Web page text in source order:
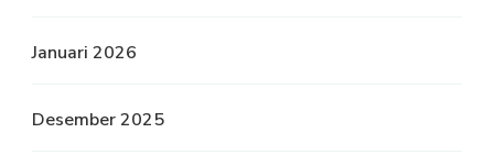
Januari 2026
Desember 2025